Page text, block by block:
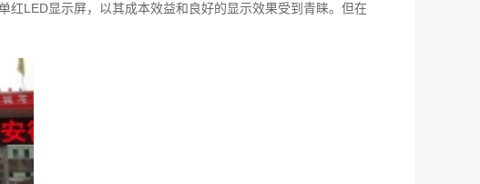
LED显示屏，以其成本效益和良好的显示效果受到青睐。但在